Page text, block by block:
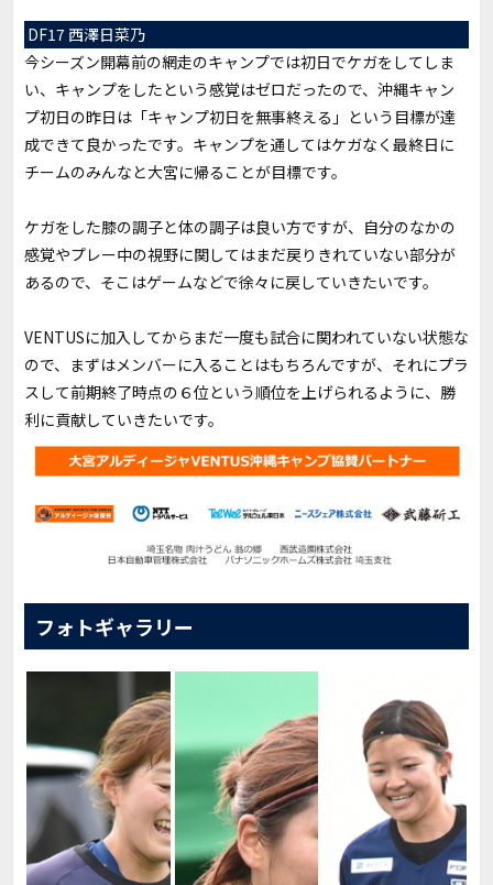
DF17 西澤日菜乃
今シーズン開幕前の網走のキャンプでは初日でケガをしてしま
い、キャンプをしたという感覚はゼロだったので、沖縄キャン
プ初日の昨日は「キャンプ初日を無事終える」という目標が達
成できて良かったです。キャンプを通してはケガなく最終日に
チームのみんなと大宮に帰ることが目標です。
ケガをした膝の調子と体の調子は良い方ですが、自分のなかの
感覚やプレー中の視野に関してはまだ戻りきれていない部分が
あるので、そこはゲームなどで徐々に戻していきたいです。
VENTUSに加入してからまだ一度も試合に関われていない状態な
ので、まずはメンバーに入ることはもちろんですが、それにプラ
スして前期終了時点の６位という順位を上げられるように、勝
利に貢献していきたいです。
フォトギャラリー